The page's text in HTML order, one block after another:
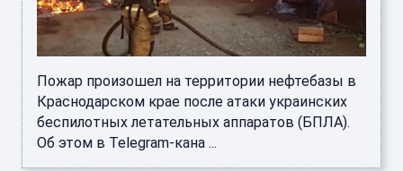
Пожар произошел на территории нефтебазы в
Краснодарском крае после атаки украинских
беспилотных летательных аппаратов (БПЛА).
Об этом в Telegram-кана ...